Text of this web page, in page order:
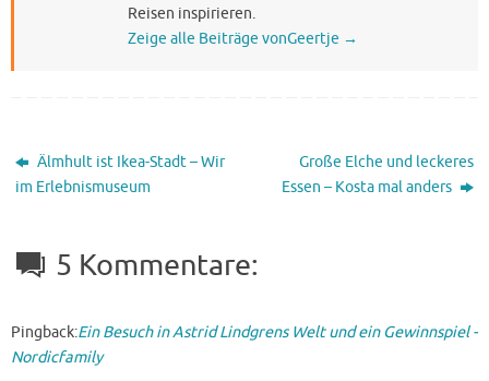
Reisen inspirieren.
Zeige alle Beiträge vonGeertje →
Älmhult ist Ikea-Stadt – Wir
im Erlebnismuseum
Große Elche und leckeres
Essen – Kosta mal anders
5 Kommentare:
Pingback:Ein Besuch in Astrid Lindgrens Welt und ein Gewinnspiel -
Nordicfamily